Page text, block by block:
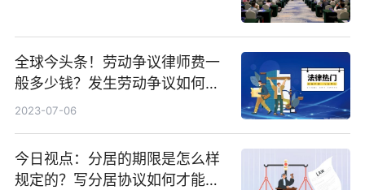
全球今头条！劳动争议律师费一
般多少钱？发生劳动争议如何算
工资？
2023-07-06
今日视点：分居的期限是怎么样
规定的？写分居协议如何才能有